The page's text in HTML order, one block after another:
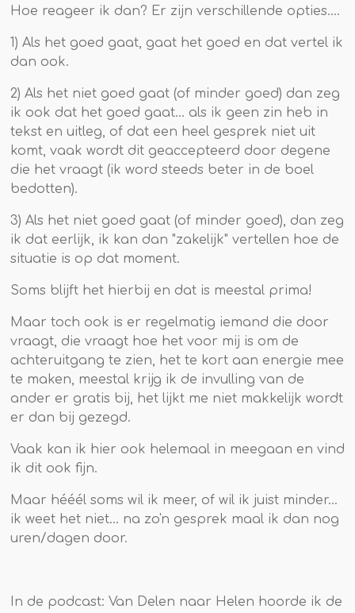
Hoe reageer ik dan? Er zijn verschillende opties....
1) Als het goed gaat, gaat het goed en dat vertel ik
dan ook.
2) Als het niet goed gaat (of minder goed) dan zeg
ik ook dat het goed gaat... als ik geen zin heb in
tekst en uitleg, of dat een heel gesprek niet uit
komt, vaak wordt dit geaccepteerd door degene
die het vraagt (ik word steeds beter in de boel
bedotten).
3) Als het niet goed gaat (of minder goed), dan zeg
ik dat eerlijk, ik kan dan "zakelijk" vertellen hoe de
situatie is op dat moment.
Soms blijft het hierbij en dat is meestal prima!
Maar toch ook is er regelmatig iemand die door
vraagt, die vraagt hoe het voor mij is om de
achteruitgang te zien, het te kort aan energie mee
te maken, meestal krijg ik de invulling van de
ander er gratis bij, het lijkt me niet makkelijk wordt
er dan bij gezegd.
Vaak kan ik hier ook helemaal in meegaan en vind
ik dit ook fijn.
Maar hééél soms wil ik meer, of wil ik juist minder...
ik weet het niet... na zo'n gesprek maal ik dan nog
uren/dagen door.
In de podcast: Van Delen naar Helen hoorde ik de